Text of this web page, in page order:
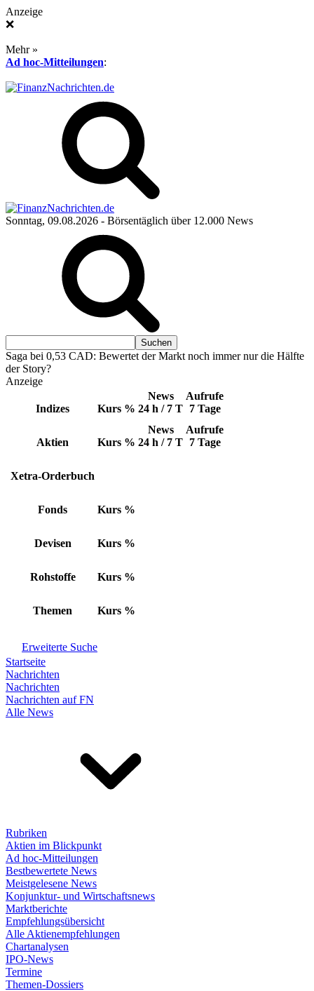
Anzeige
❌
Mehr »
Ad hoc-Mitteilungen:
Sonntag, 09.08.2026 - Börsentäglich über 12.000 News
Saga bei 0,53 CAD: Bewertet der Markt noch immer nur die Hälfte
der Story?
Anzeige
Indizes Kurs %
News
24 h / 7 T
Aufrufe
7 Tage
Aktien Kurs %
News
24 h / 7 T
Aufrufe
7 Tage
Xetra-Orderbuch
Fonds Kurs %
Devisen Kurs %
Rohstoffe Kurs %
Themen Kurs %
Erweiterte Suche
Startseite
Nachrichten
Nachrichten
Nachrichten auf FN
Alle News
Rubriken
Aktien im Blickpunkt
Ad hoc-Mitteilungen
Bestbewertete News
Meistgelesene News
Konjunktur- und Wirtschaftsnews
Marktberichte
Empfehlungsübersicht
Alle Aktienempfehlungen
Chartanalysen
IPO-News
Termine
Themen-Dossiers